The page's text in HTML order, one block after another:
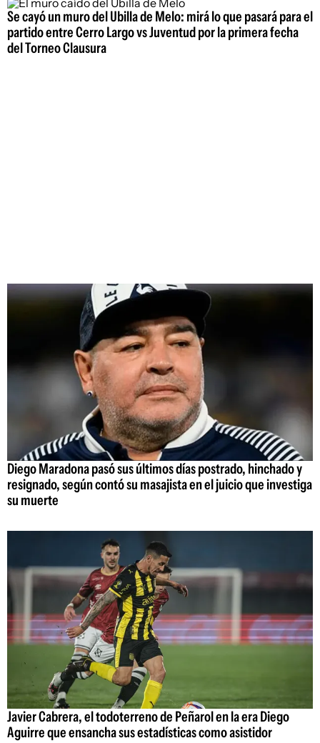
Se cayó un muro del Ubilla de Melo: mirá lo que pasará para el
partido entre Cerro Largo vs Juventud por la primera fecha
del Torneo Clausura
Diego Maradona pasó sus últimos días postrado, hinchado y
resignado, según contó su masajista en el juicio que investiga
su muerte
Javier Cabrera, el todoterreno de Peñarol en la era Diego
Aguirre que ensancha sus estadísticas como asistidor